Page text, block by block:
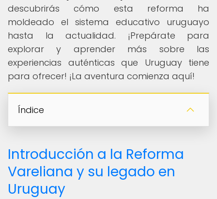
descubrirás cómo esta reforma ha
moldeado el sistema educativo uruguayo
hasta la actualidad. ¡Prepárate para
explorar y aprender más sobre las
experiencias auténticas que Uruguay tiene
para ofrecer! ¡La aventura comienza aquí!
Índice
Introducción a la Reforma
Vareliana y su legado en
Uruguay